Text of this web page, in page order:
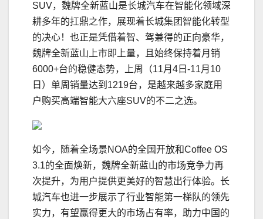
SUV，魏牌全新蓝山是长城汽车在智能化领域深
耕多年的扛鼎之作，展现着长城集团智能化转型
的决心！也正是凭借着智、驾兼得的正向豪华，
魏牌全新蓝山上市即上量，且始终保持着月销
6000+台的稳健态势，上周（11月4日-11月10
日）单周销量达到1219台，是越来越多家庭用
户购买高端智能大六座SUV的不二之选。
如今，随着全场景NOA的全国开放和Coffee OS
3.1的全面焕新，魏牌全新蓝山的市场竞争力再
次提升，为用户提供更美好的智慧出行体验。长
城汽车也进一步展示了行业智能第一梯队的领先
实力，有望赢得更大的市场占有率，助力中国的